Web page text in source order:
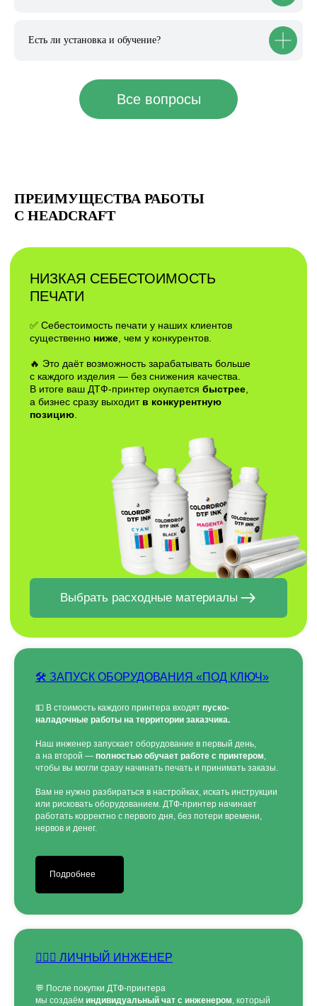
Есть ли установка и обучение?
ПРЕИМУЩЕСТВА РАБОТЫ
С HEADCRAFT
🛠 ЗАПУСК ОБОРУДОВАНИЯ «ПОД КЛЮЧ»
💵 В стоимость каждого принтера входят пуско-
наладочные работы на территории заказчика.
Наш инженер запускает оборудование в первый день,
а на второй — полностью обучает работе с принтером
чтобы вы могли сразу начинать печать и принимать заказы.
Вам не нужно разбираться в настройках, искать инструкции
или рисковать оборудованием. ДТФ-принтер начинает
работать корректно с первого дня, без потери времени,
нервов и денег.
Подробнее
👷🏻‍♂️ ЛИЧНЫЙ ИНЖЕНЕР
💬 После покупки ДТФ-принтера
мы создаём индивидуальный чат с инженером, который
БЕСПЛАТНЫЙ ГАЙД
"ТОП 5 ОШИБОК ПРИ
ВВЕДИ ДАННЫЕ И ГАЙД ПРИДЕТ
НА ПОЧТУ
Заполняя форму, вы даете согласие наобработку
персональных данных и соглашаетесь c политикой
Отправить